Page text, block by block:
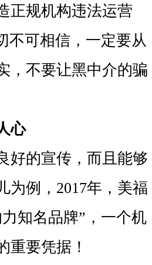
规机构违法运营
不可相信，一定要从
，不要让黑中介的骗
心
的宣传，而且能够
为例，2017年，美福
知名品牌”，一个机
重要凭据！​